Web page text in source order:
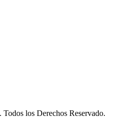
los Derechos Reservado.